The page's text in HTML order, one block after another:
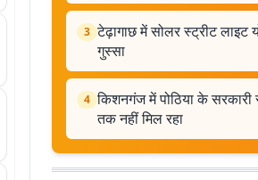
3 टेढ़ागाछ में सोलर स्ट्रीट लाइट
गुस्सा
4 किशनगंज में पोठिया के सरकारी
तक नहीं मिल रहा